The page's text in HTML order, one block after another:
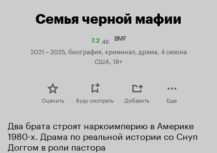
Семья черной мафии
7.2Рейтинг
7.2
4K BMF
2021 – 2025, биография, криминал, драма, 4 сезона
США, 18+
Оценить Буду смотреть Добавить Еще
Два брата строят наркоимперию в Америке
1980-х. Драма по реальной истории со Снуп
Доггом в роли пастора